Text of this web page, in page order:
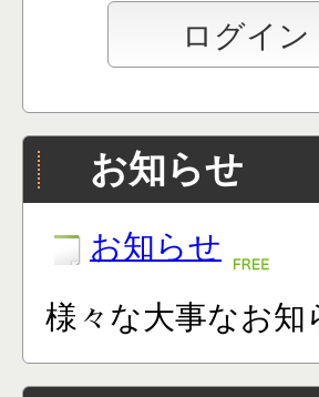
お知らせ
お知らせ
様々な大事なお